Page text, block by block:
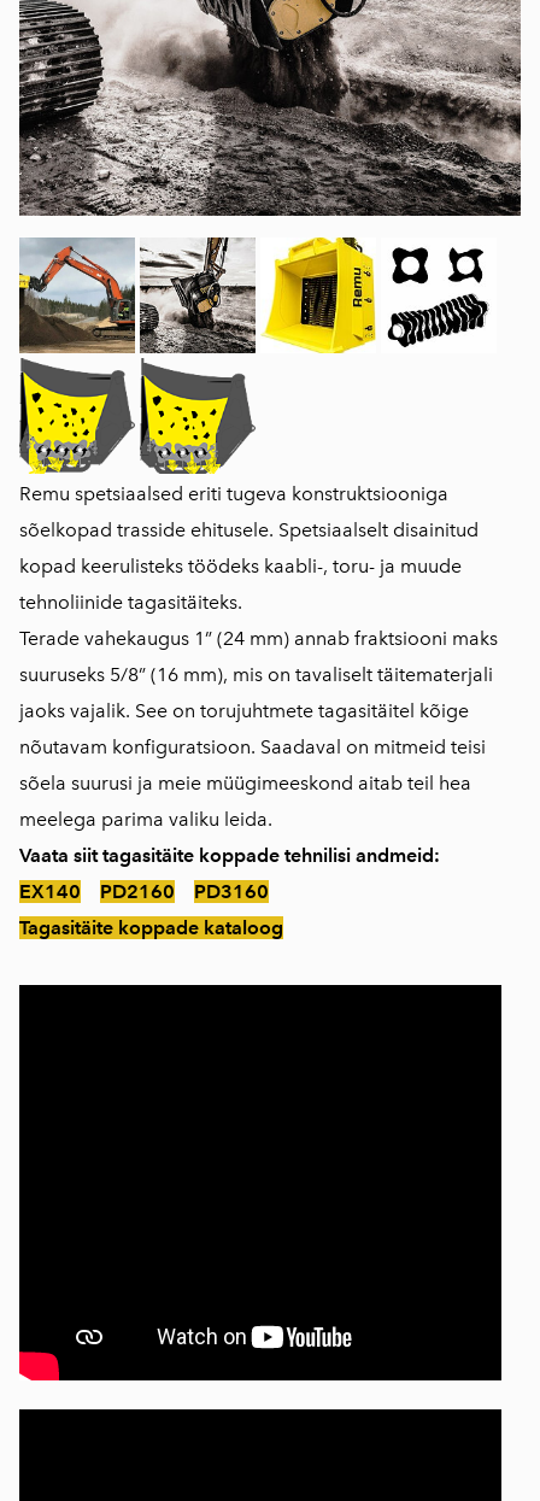
Remu spetsiaalsed eriti tugeva konstruktsiooniga
sõelkopad trasside ehitusele. Spetsiaalselt disainitud
kopad keerulisteks töödeks kaabli-, toru- ja muude
tehnoliinide tagasitäiteks.
Terade vahekaugus 1” (24 mm) annab fraktsiooni maks
suuruseks 5/8” (16 mm), mis on tavaliselt täitematerjali
jaoks vajalik. See on torujuhtmete tagasitäitel kõige
nõutavam konfiguratsioon. Saadaval on mitmeid teisi
sõela suurusi ja meie müügimeeskond aitab teil hea
meelega parima valiku leida.
Vaata siit tagasitäite koppade tehnilisi andmeid:
EX140
PD2160
PD3160
Tagasitäite koppade kataloog